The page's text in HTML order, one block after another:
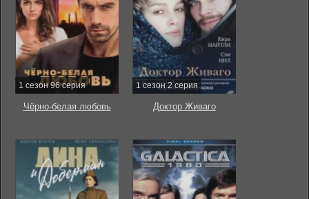
1 сезон 96 серия
Чёрно-белая любовь
1 сезон 2 серия
Доктор Живаго